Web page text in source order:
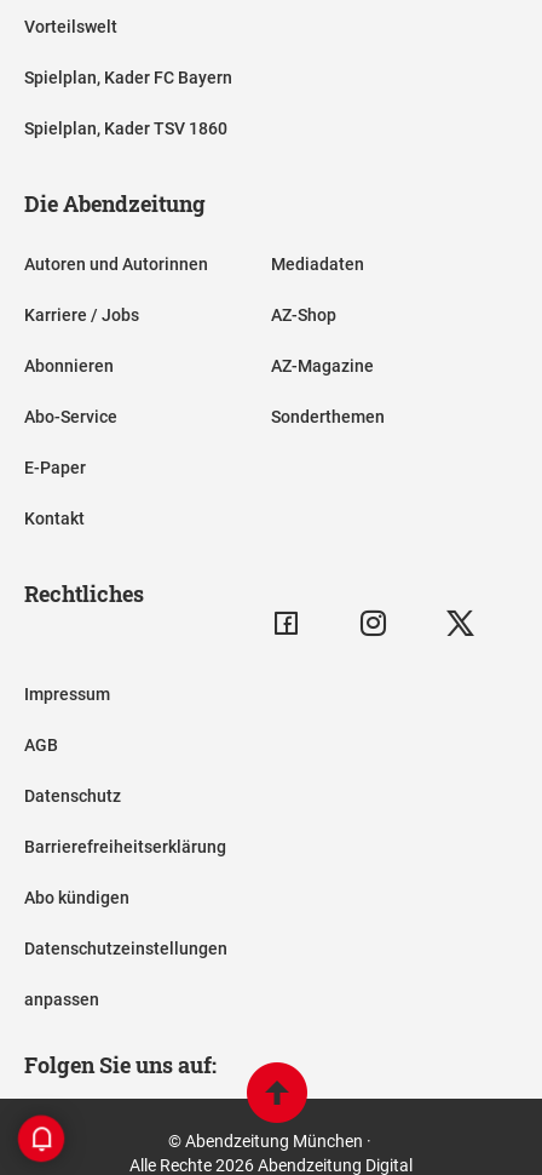
Vorteilswelt
Spielplan, Kader FC Bayern
Spielplan, Kader TSV 1860
Die Abendzeitung
Autoren und Autorinnen
Karriere / Jobs
Abonnieren
Abo-Service
E-Paper
Kontakt
Mediadaten
AZ-Shop
AZ-Magazine
Sonderthemen
Rechtliches
Impressum
AGB
Datenschutz
Barrierefreiheitserklärung
Abo kündigen
Datenschutzeinstellungen
anpassen
Folgen Sie uns auf:
© Abendzeitung München ·
Alle Rechte 2026 Abendzeitung Digital